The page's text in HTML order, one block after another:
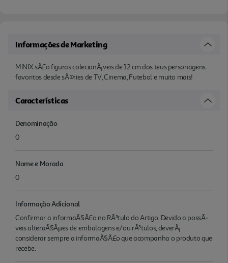
Informações de Marketing
MINIX sÃ£o figuras colecionÃ¡veis de 12 cm dos teus personagens
favoritos desde sÃ©ries de TV, Cinema, Futebol e muito mais!
Características
Denominação
0
Nome e Morada
0
Informação Adicional
Confirmar a informaÃ§Ã£o no RÃ³tulo do Artigo. Devido a possÃ­
veis alteraÃ§Ãµes de embalagens e/ou rÃ³tulos, deverÃ¡
considerar sempre a informaÃ§Ã£o que acompanha o produto que
recebe.